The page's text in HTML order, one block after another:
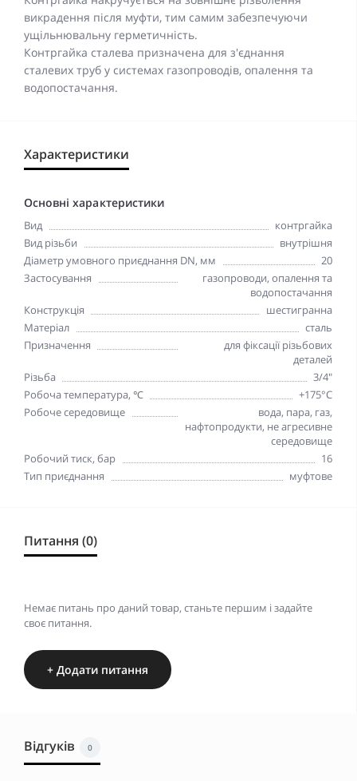
викрадення після муфти, тим самим забезпечуючи
ущільнювальну герметичність.
Контргайка сталева призначена для з'єднання
сталевих труб у системах газопроводів, опалення та
водопостачання.
Характеристики
Основні характеристики
Вид
контргайка
Вид різьби
внутрішня
Діаметр умовного приєднання DN, мм
20
Застосування
газопроводи, опалення та
водопостачання
Конструкція
шестигранна
Матеріал
сталь
Призначення
для фіксації різьбових
деталей
Різьба
3/4"
Робоча температура, ℃
+175°С
Робоче середовище
вода, пара, газ,
нафтопродукти, не агресивне
середовище
Робочий тиск, бар
16
Тип приєднання
муфтове
Питання (0)
Немає питань про даний товар, станьте першим і задайте
своє питання.
+ Додати питання
Відгуків 0